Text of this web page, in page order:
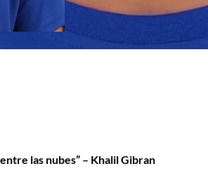
las nubes” – Khalil Gibran